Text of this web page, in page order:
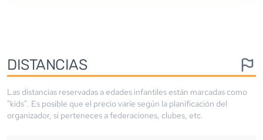
DISTANCIAS
Las distancias reservadas a edades infantiles están marcadas como
"kids". Es posible que el precio varíe según la planificación del
organizador, si perteneces a federaciones, clubes, etc.